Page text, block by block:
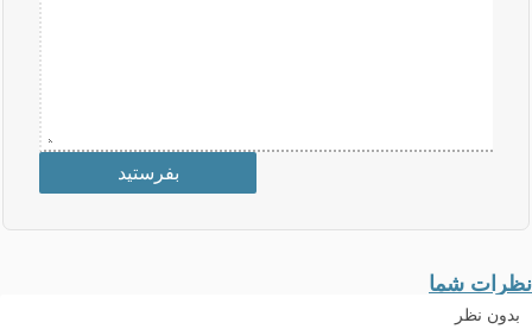
نظرات شما
بدون نظر